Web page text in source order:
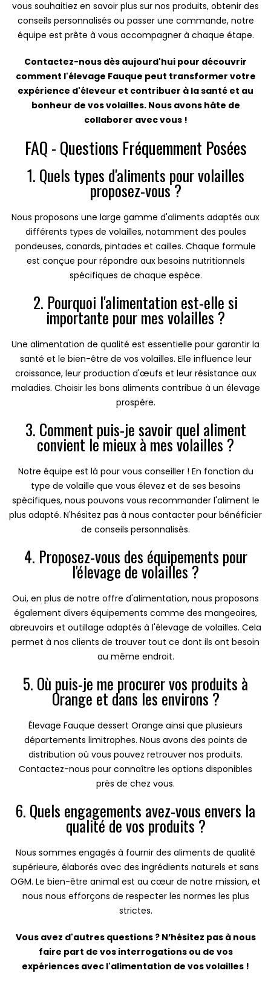
vous souhaitiez en savoir plus sur nos produits, obtenir des
conseils personnalisés ou passer une commande, notre
équipe est prête à vous accompagner à chaque étape.
Contactez-nous dès aujourd'hui pour découvrir
comment l'élevage Fauque peut transformer votre
expérience d'éleveur et contribuer à la santé et au
bonheur de vos volailles. Nous avons hâte de
collaborer avec vous !
FAQ - Questions Fréquemment Posées
1. Quels types d'aliments pour volailles
proposez-vous ?
Nous proposons une large gamme d'aliments adaptés aux
différents types de volailles, notamment des poules
pondeuses, canards, pintades et cailles. Chaque formule
est conçue pour répondre aux besoins nutritionnels
spécifiques de chaque espèce.
2. Pourquoi l'alimentation est-elle si
importante pour mes volailles ?
Une alimentation de qualité est essentielle pour garantir la
santé et le bien-être de vos volailles. Elle influence leur
croissance, leur production d'œufs et leur résistance aux
maladies. Choisir les bons aliments contribue à un élevage
prospère.
3. Comment puis-je savoir quel aliment
convient le mieux à mes volailles ?
Notre équipe est là pour vous conseiller ! En fonction du
type de volaille que vous élevez et de ses besoins
spécifiques, nous pouvons vous recommander l'aliment le
plus adapté. N'hésitez pas à nous contacter pour bénéficier
de conseils personnalisés.
4. Proposez-vous des équipements pour
l'élevage de volailles ?
Oui, en plus de notre offre d'alimentation, nous proposons
également divers équipements comme des mangeoires,
abreuvoirs et outillage adaptés à l'élevage de volailles. Cela
permet à nos clients de trouver tout ce dont ils ont besoin
au même endroit.
5. Où puis-je me procurer vos produits à
Orange et dans les environs ?
Élevage Fauque dessert Orange ainsi que plusieurs
départements limitrophes. Nous avons des points de
distribution où vous pouvez retrouver nos produits.
Contactez-nous pour connaître les options disponibles
près de chez vous.
6. Quels engagements avez-vous envers la
qualité de vos produits ?
Nous sommes engagés à fournir des aliments de qualité
supérieure, élaborés avec des ingrédients naturels et sans
OGM. Le bien-être animal est au cœur de notre mission, et
nous nous efforçons de respecter les normes les plus
strictes.
Vous avez d'autres questions ? N’hésitez pas à nous
faire part de vos interrogations ou de vos
expériences avec l'alimentation de vos volailles !